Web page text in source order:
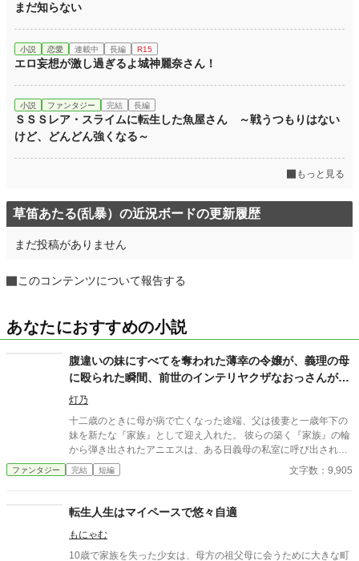
まだ知らない
小説 恋愛 連載中 長編 R15
エロ妄想が激し過ぎるよ城神麗奈さん！
小説 ファンタジー 完結 長編
ＳＳＳレア・スライムに転生した魚屋さん ～戦うつもりはない
けど、どんどん強くなる～
もっと見る
草笛あたる(乱暴）の近況ボードの更新履歴
まだ投稿がありません
このコンテンツについて報告する
あなたにおすすめの小説
腹違いの妹にすべてを奪われた薄幸の令嬢が、義理の母
に殴られた瞬間、前世のインテリヤクザなおっさんがぶ
ちギレた場合。
灯乃
十二歳のときに母が病で亡くなった途端、父は後妻と一歳年下の
妹を新たな『家族』として迎え入れた。 彼らの築く『家族』の輪
から弾き出されたアニエスは、ある日義母の私室に呼び出され―
―。 タイトル通りのおっさんコメディーです。
ファンタジー 完結 短編 文字数：9,905
転生人生はマイペースで悠々自適
もにゃむ
10歳で家族を失った少女は、母方の祖父母に会うために大きな町